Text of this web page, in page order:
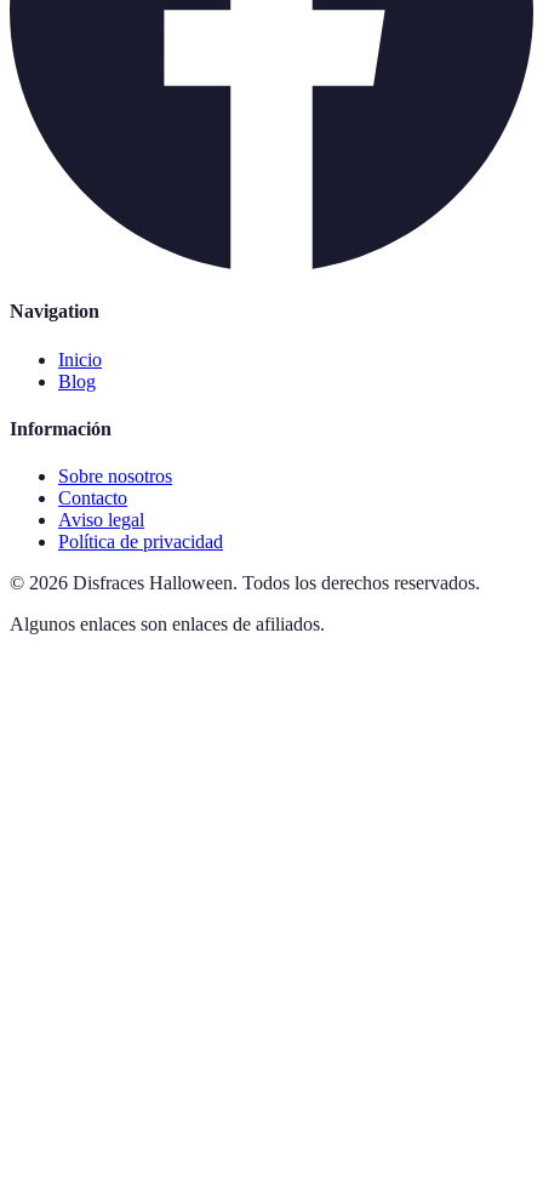
Navigation
Inicio
Blog
Información
Sobre nosotros
Contacto
Aviso legal
Política de privacidad
© 2026 Disfraces Halloween. Todos los derechos reservados.
Algunos enlaces son enlaces de afiliados.